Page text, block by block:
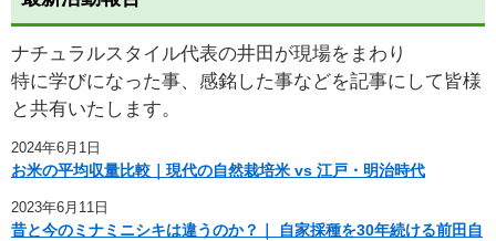
ナチュラルスタイル代表の井田が現場をまわり
特に学びになった事、感銘した事などを記事にして皆様
と共有いたします。
2024年6月1日
お米の平均収量比較｜現代の自然栽培米 vs 江戸・明治時代
2023年6月11日
昔と今のミナミニシキは違うのか？｜ 自家採種を30年続ける前田自